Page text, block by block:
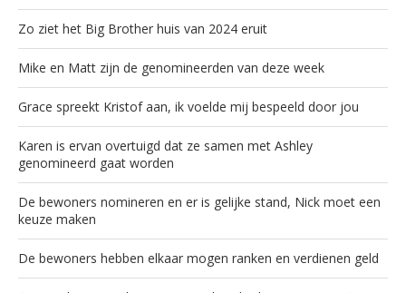
Zo ziet het Big Brother huis van 2024 eruit
Mike en Matt zijn de genomineerden van deze week
Grace spreekt Kristof aan, ik voelde mij bespeeld door jou
Karen is ervan overtuigd dat ze samen met Ashley
genomineerd gaat worden
De bewoners nomineren en er is gelijke stand, Nick moet een
keuze maken
De bewoners hebben elkaar mogen ranken en verdienen geld